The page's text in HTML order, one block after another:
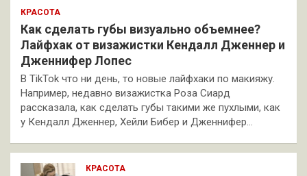
КРАСОТА
Как сделать губы визуально объемнее?
Лайфхак от визажистки Кендалл Дженнер и
Дженнифер Лопес
В TikTok что ни день, то новые лайфхаки по макияжу.
Например, недавно визажистка Роза Сиард
рассказала, как сделать губы такими же пухлыми, как
у Кендалл Дженнер, Хейли Бибер и Дженнифер…
КРАСОТА